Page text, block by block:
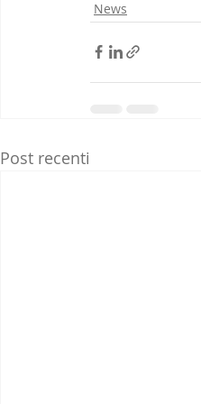
News
Post recenti